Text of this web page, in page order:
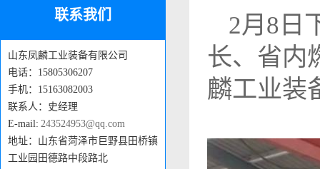
联系我们
山东凤麟工业装备有限公司
电话：15805306207
手机：15163082003
联系人：史经理
E-mail: 243524953@qq.com
地址：山东省菏泽市巨野县田桥镇
工业园田德路中段路北
2月8日
长、省内
麟工业装